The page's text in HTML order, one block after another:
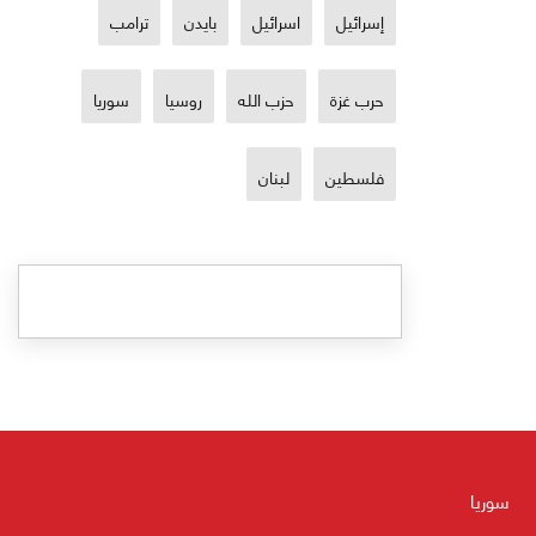
إسرائيل اسرائيل بايدن ترامب
حرب غزة حزب الله روسيا سوريا
فلسطين لبنان
سوريا